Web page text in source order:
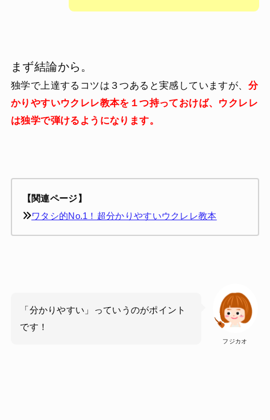
まず結論から。
独学で上達するコツは３つあると実感していますが、 分
かりやすいウクレレ教本を１つ持っておけば、ウクレレ
は独学で弾けるようになります。
【関連ページ】
ワタシ的No.1！超分かりやすいウクレレ教本
フジカオ
「分かりやすい」っていうのがポイント
です！